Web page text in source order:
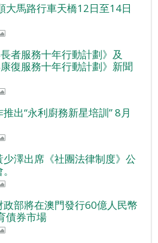
大馬路行車天橋12日至14日
者服務十年行動計劃》及
復服務十年行動計劃》新聞
出“永利廚務新星培訓” 8月
澤出席《社團法律制度》公
部將在澳門發行60億人民幣
債券市場